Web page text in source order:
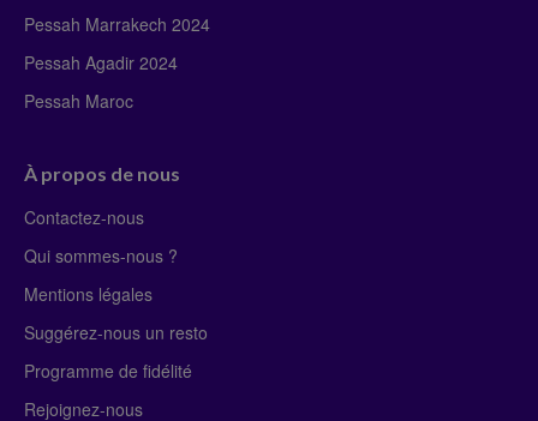
Pessah Marrakech 2024
Pessah Agadir 2024
Pessah Maroc
À propos de nous
Contactez-nous
Qui sommes-nous ?
Mentions légales
Suggérez-nous un resto
Programme de fidélité
Rejoignez-nous